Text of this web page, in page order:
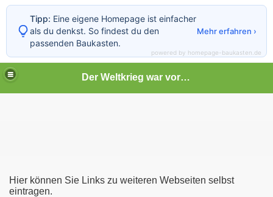
Der Weltkrieg war vor deiner Tür
Hier können Sie Links zu weiteren Webseiten selbst
eintragen.
Tipp: Eine eigene Homepage ist einfacher
als du denkst. So findest du den
passenden Baukasten.
Mehr erfahren ›
powered by homepage-baukasten.de